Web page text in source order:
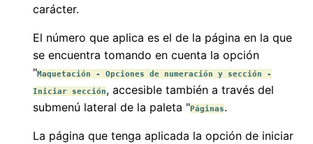
carácter.
El número que aplica es el de la página en la que
se encuentra tomando en cuenta la opción
"Maquetación - Opciones de numeración y sección -
Iniciar sección, accesible también a través del
submenú lateral de la paleta "Páginas.
La página que tenga aplicada la opción de iniciar